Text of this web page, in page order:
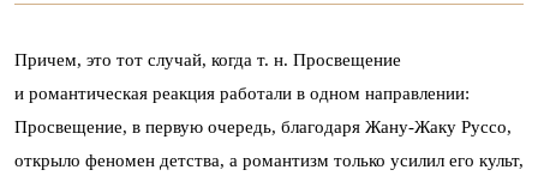
Причем, это тот случай, когда т. н. Просвещение
и романтическая реакция работали в одном направлении:
Просвещение, в первую очередь, благодаря Жану-Жаку Руссо,
открыло феномен детства, а романтизм только усилил его культ,